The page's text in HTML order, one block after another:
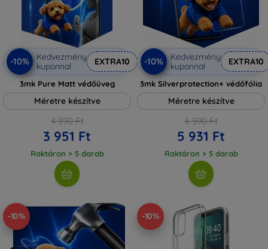
-10%
Kedvezmény
kuponnal
EXTRA10
3mk Pure Matt védőüveg
Méretre készítve
4 390 Ft
3 951 Ft
Raktáron > 5 darab
-10%
Kedvezmény
kuponnal
EXTRA10
3mk Silverprotection+ védőfólia
Méretre készítve
6 590 Ft
5 931 Ft
Raktáron > 5 darab
-10% -10%